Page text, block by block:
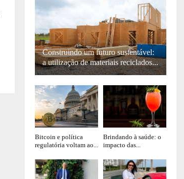
Construindo um futuro sustentável:
a utilização de materiais reciclados...
Bitcoin e política
regulatória voltam ao...
Brindando à saúde: o
impacto das...